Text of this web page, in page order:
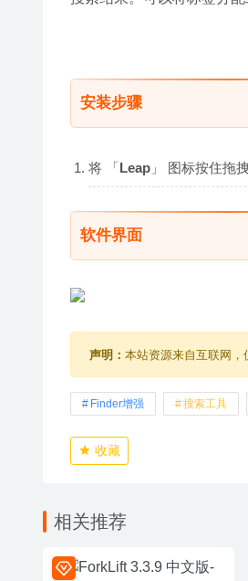
安装步骤
将 「Leap 」 图标按住拖
软件界面
声明： 本站资源来自互联网，
Finder增强 搜索工具
收藏
相关推荐